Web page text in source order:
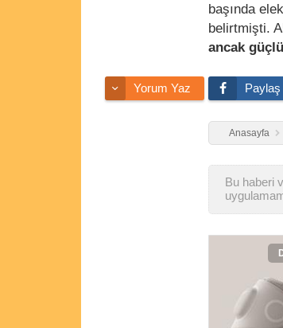
başında
belirtmişti.
ancak güçlü
Yorum Yaz Paylaş
Anasayfa
Bu haberi